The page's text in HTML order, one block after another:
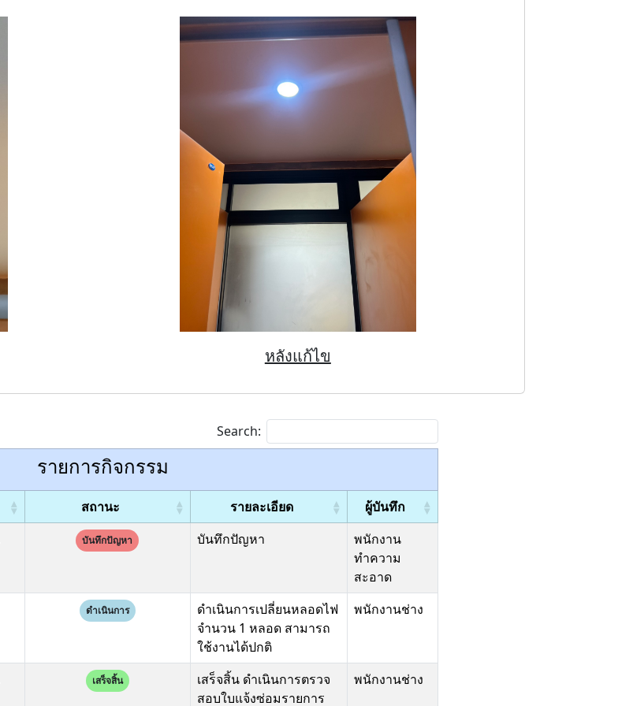
หลังแก้ไข
Search:
รายการกิจกรรม
สถานะ รายละเอียด
ผู้บันทึก
บันทึกปัญหา บันทึกปัญหา
พนักงาน
ทำความ
สะอาด
ดำเนินการ
ดำเนินการเปลี่ยนหลอดไฟ
จำนวน 1 หลอด สามารถ
ใช้งานได้ปกติ
พนักงานช่าง
เสร็จสิ้น
เสร็จสิ้น ดำเนินการตรวจ
สอบใบแจ้งซ่อมรายการ
พนักงานช่าง